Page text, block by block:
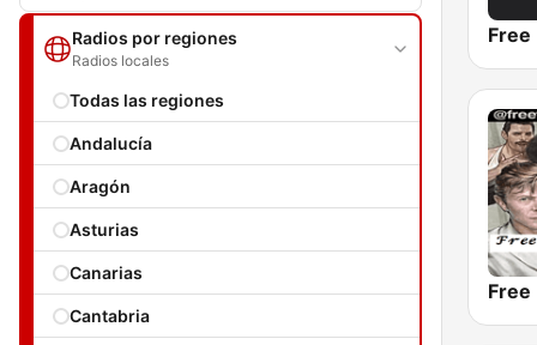
Radios por regiones
Radios locales
Todas las regiones
Andalucía
Aragón
Asturias
Canarias
Cantabria
Free
Free